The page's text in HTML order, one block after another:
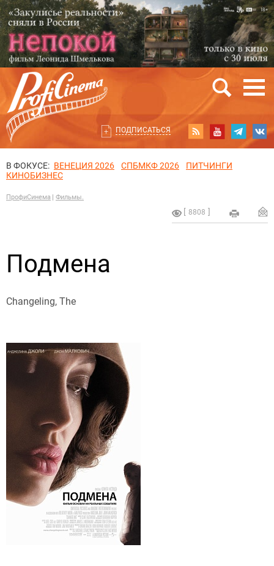
ПОДПИСАТЬСЯ
В ФОКУСЕ: ВЕНЕЦИЯ 2026 СПБМКФ 2026
ПИТЧИНГИ
КИНОБИЗНЕС
ПрофиСинема Фильмы.
8808
Подмена
Changeling, The